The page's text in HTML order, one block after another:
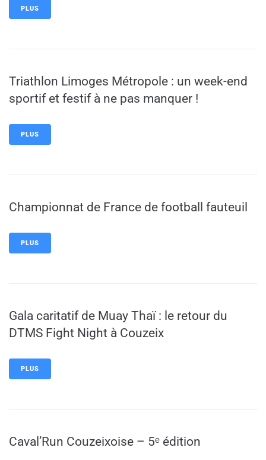
PLUS
Triathlon Limoges Métropole : un week-end
sportif et festif à ne pas manquer !
PLUS
Championnat de France de football fauteuil
PLUS
Gala caritatif de Muay Thaï : le retour du
DTMS Fight Night à Couzeix
PLUS
Caval’Run Couzeixoise – 5ᵉ édition